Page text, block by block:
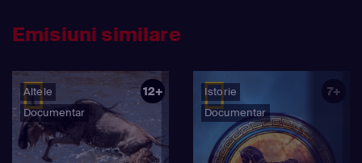
Emisiuni similare
Altele
Documentar
12+
Istorie
Documentar
7+